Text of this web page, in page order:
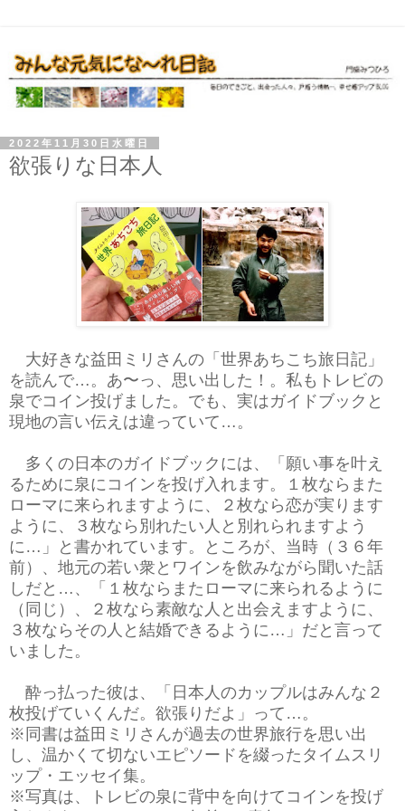
2022年11月30日水曜日
欲張りな日本人
大好きな益田ミリさんの「世界あちこち旅日記」
を読んで…。あ〜っ、思い出した！。私もトレビの
泉でコイン投げました。でも、実はガイドブックと
現地の言い伝えは違っていて…。
多くの日本のガイドブックには、「願い事を叶え
るために泉にコインを投げ入れます。１枚ならまた
ローマに来られますように、２枚なら恋が実ります
ように、３枚なら別れたい人と別れられますよう
に…」と書かれています。ところが、当時（３６年
前）、地元の若い衆とワインを飲みながら聞いた話
しだと…、「１枚ならまたローマに来られるように
（同じ）、２枚なら素敵な人と出会えますように、
３枚ならその人と結婚できるように…」だと言って
いました。
酔っ払った彼は、「日本人のカップルはみんな２
枚投げていくんだ。欲張りだよ」って…。
※同書は益田ミリさんが過去の世界旅行を思い出
し、温かくて切ないエピソードを綴ったタイムスリ
ップ・エッセイ集。
※写真は、トレビの泉に背中を向けてコインを投げ